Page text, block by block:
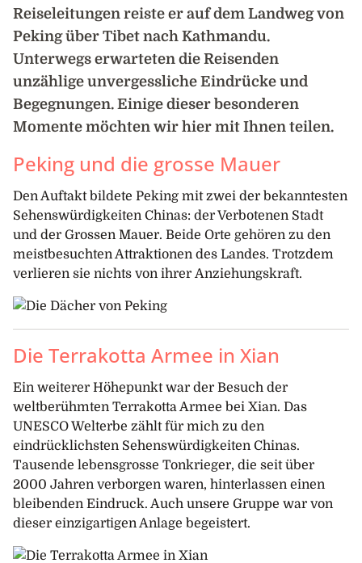
Reiseleitungen reiste er auf dem Landweg von
Peking über Tibet nach Kathmandu.
Unterwegs erwarteten die Reisenden
unzählige unvergessliche Eindrücke und
Begegnungen. Einige dieser besonderen
Momente möchten wir hier mit Ihnen teilen.
Peking und die grosse Mauer
Den Auftakt bildete Peking mit zwei der bekanntesten
Sehenswürdigkeiten Chinas: der Verbotenen Stadt
und der Grossen Mauer. Beide Orte gehören zu den
meistbesuchten Attraktionen des Landes. Trotzdem
verlieren sie nichts von ihrer Anziehungskraft.
Die Terrakotta Armee in Xian
Ein weiterer Höhepunkt war der Besuch der
weltberühmten Terrakotta Armee bei Xian. Das
UNESCO Welterbe zählt für mich zu den
eindrücklichsten Sehenswürdigkeiten Chinas.
Tausende lebensgrosse Tonkrieger, die seit über
2000 Jahren verborgen waren, hinterlassen einen
bleibenden Eindruck. Auch unsere Gruppe war von
dieser einzigartigen Anlage begeistert.